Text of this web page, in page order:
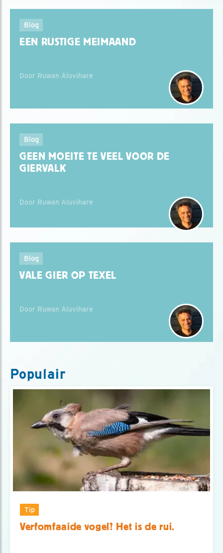
Blog
EEN RUSTIGE MEIMAAND
Door Ruwan Aluvihare
Blog
GEEN MOEITE TE VEEL VOOR DE
GIERVALK
Door Ruwan Aluvihare
Blog
VALE GIER OP TEXEL
Door Ruwan Aluvihare
Populair
Tip
Verfomfaaide vogel? Het is de rui.